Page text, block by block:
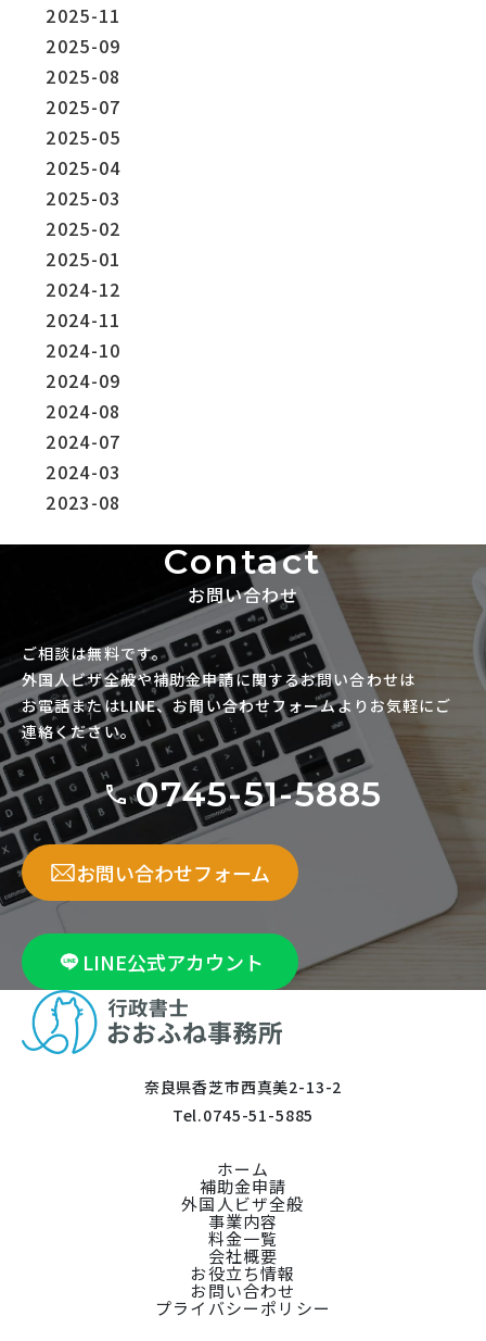
2025-11
2025-09
2025-08
2025-07
2025-05
2025-04
2025-03
2025-02
2025-01
2024-12
2024-11
2024-10
2024-09
2024-08
2024-07
2024-03
2023-08
Contact
お問い合わせ
ご相談は無料です。
外国人ビザ全般や補助金申請に関するお問い合わせは
お電話またはLINE、お問い合わせフォームよりお気軽にご
連絡ください。
0745-51-5885
お問い合わせフォーム
LINE公式アカウント
奈良県香芝市西真美2-13-2
Tel.0745-51-5885
ホーム
補助金申請
外国人ビザ全般
事業内容
料金一覧
会社概要
お役立ち情報
お問い合わせ
プライバシーポリシー